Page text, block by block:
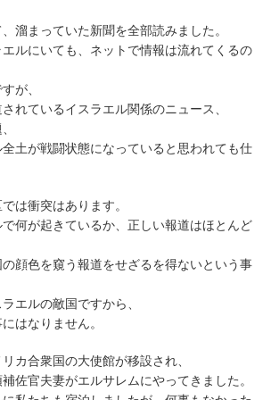
溜まっていた新聞を全部読みました。
ルにいても、ネットで情報は流れてくるの
が、
れているイスラエル関係のニュース、
土が戦闘状態になっていると思われても仕
は衝突はあります。
何が起きているか、正しい報道はほとんど
顔色を窺う報道をせざるを得ないという事
エルの敵国ですから、
はなりません。
カ合衆国の大使館が移設され、
佐官夫妻がエルサレムにやってきました。